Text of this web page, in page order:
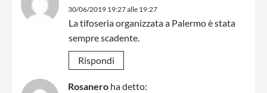
30/06/2019 19:27 alle 19:27
La tifoseria organizzata a Palermo è stata
sempre scadente.
Rispondi
Rosanero ha detto: